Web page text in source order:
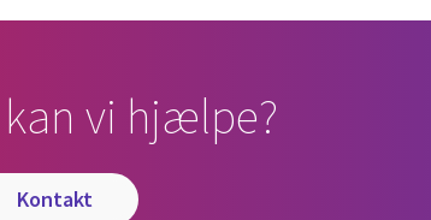
vi hjælpe?
kontakt